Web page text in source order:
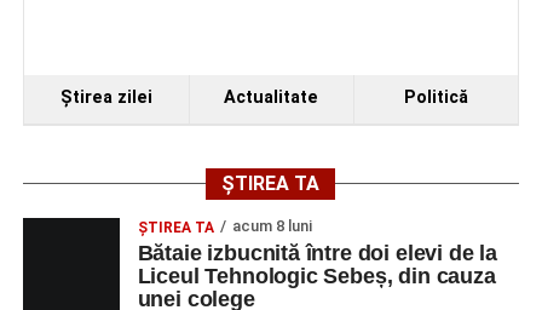
Ştirea zilei Actualitate Politică
ȘTIREA TA
ŞTIREA TA acum 8 luni
Bătaie izbucnită între doi elevi de la
Liceul Tehnologic Sebeș, din cauza
unei colege